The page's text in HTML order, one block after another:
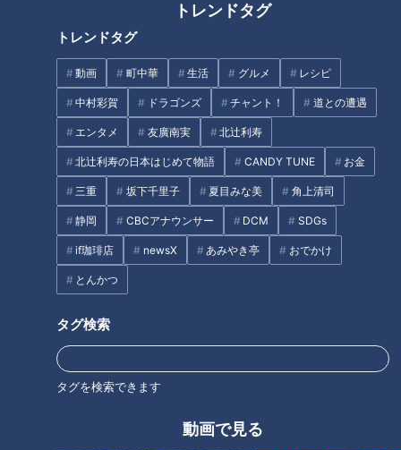
トレンドタグ
トレンドタグ
動画 町中華 生活 グルメ レシピ
中村彩賀 ドラゴンズ チャント！ 道との遭遇
エンタメ 友廣南実 北辻利寿
北辻利寿の日本はじめて物語 CANDY TUNE お金
三重 坂下千里子 夏目みな美 角上清司
静岡 CBCアナウンサー DCM SDGs
if珈琲店 newsX あみやき亭 おでかけ
とんかつ
タグ検索
タグを検索できます
動画で見る
スジナシ 塚本高史
オススメ関連コンテンツ
【伊嵜充則】スジナシ(1999年)
鶴瓶が翻弄される！？圧倒的な
演技力がドラマを作り上げる！
【松田悟志】『コントなんや
ら』（スジナシ）
【福士誠治】『頭脳派バイト○
【伊礼彼方】『スキャンダル』
（スジナシ）